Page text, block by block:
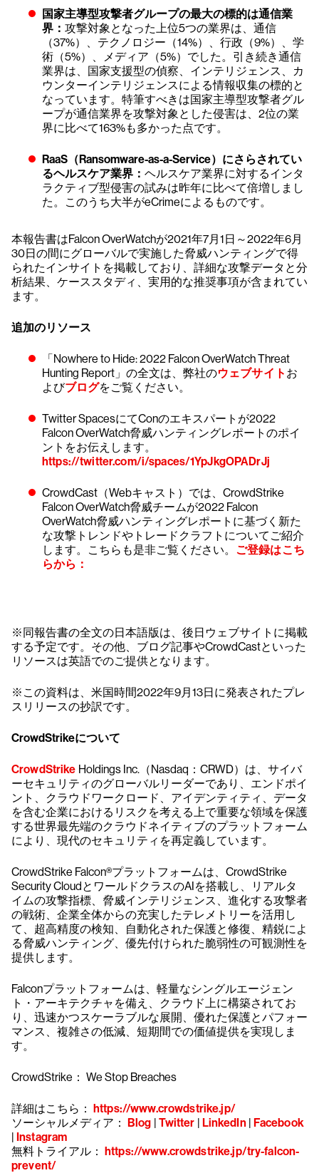
国家主導型攻撃者グループの最大の標的は通信業
界： 攻撃対象となった上位5つの業界は、通信
（37%）、テクノロジー（14%）、行政（9%）、学
術（5%）、メディア（5%）でした。引き続き通信
業界は、国家支援型の偵察、インテリジェンス、カ
ウンターインテリジェンスによる情報収集の標的と
なっています。特筆すべきは国家主導型攻撃者グル
ープが通信業界を攻撃対象とした侵害は、2位の業
界に比べて163%も多かった点です。
RaaS（Ransomware-as-a-Service）にさらされてい
るヘルスケア業界： ヘルスケア業界に対するインタ
ラクティブ型侵害の試みは昨年に比べて倍増しまし
た。このうち大半がeCrimeによるものです。
本報告書はFalcon OverWatchが2021年7月1日～2022年6月
30日の間にグローバルで実施した脅威ハンティングで得
られたインサイトを掲載しており、詳細な攻撃データと分
析結果、ケーススタディ、実用的な推奨事項が含まれてい
ます。
追加のリソース
「Nowhere to Hide: 2022 Falcon OverWatch Threat
Hunting Report」の全文は、弊社のウェブサイト お
よびブログをご覧ください。
Twitter SpacesにてConのエキスパートが2022
Falcon OverWatch脅威ハンティングレポートのポイ
ントをお伝えします。
https://twitter.com/i/spaces/1YpJkgOPADrJj
CrowdCast（Webキャスト）では、CrowdStrike
Falcon OverWatch脅威チームが2022 Falcon
OverWatch脅威ハンティングレポートに基づく新た
な攻撃トレンドやトレードクラフトについてご紹介
します。こちらも是非ご覧ください。 ご登録はこち
らから：
※同報告書の全文の日本語版は、後日ウェブサイトに掲載
する予定です。その他、ブログ記事やCrowdCastといった
リソースは英語でのご提供となります。
※この資料は、米国時間2022年9月13日に発表されたプレ
スリリースの抄訳です。
CrowdStrikeについて
CrowdStrike Holdings Inc.（Nasdaq：CRWD）は、サイバ
ーセキュリティのグローバルリーダーであり、エンドポイ
ント、クラウドワークロード、アイデンティティ、データ
を含む企業におけるリスクを考える上で重要な領域を保護
する世界最先端のクラウドネイティブのプラットフォーム
により、現代のセキュリティを再定義しています。
CrowdStrike Falcon®プラットフォームは、CrowdStrike
Security CloudとワールドクラスのAIを搭載し、リアルタ
イムの攻撃指標、脅威インテリジェンス、進化する攻撃者
の戦術、企業全体からの充実したテレメトリーを活用し
て、超高精度の検知、自動化された保護と修復、精鋭によ
る脅威ハンティング、優先付けられた脆弱性の可観測性を
提供します。
Falconプラットフォームは、軽量なシングルエージェン
ト・アーキテクチャを備え、クラウド上に構築されてお
り、迅速かつスケーラブルな展開、優れた保護とパフォー
マンス、複雑さの低減、短期間での価値提供を実現しま
す。
CrowdStrike： We Stop Breaches
詳細はこちら： https://www.crowdstrike.jp/
ソーシャルメディア： Blog | Twitter | LinkedIn| Facebook
| Instagram
無料トライアル： https://www.crowdstrike.jp/try-falcon-
prevent/